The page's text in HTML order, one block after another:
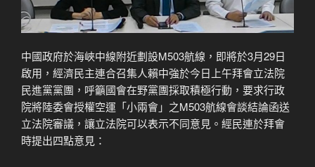
中國政府於海峽中線附近劃設M503航線，即將於3月29日
啟用，經濟民主連合召集人賴中強於今日上午拜會立法院
民進黨黨團，呼籲國會在野黨團採取積極行動，要求行政
院將陸委會授權空運「小兩會」之M503航線會談結論函送
立法院審議，讓立法院可以表示不同意見。經民連於拜會
時提出四點意見：